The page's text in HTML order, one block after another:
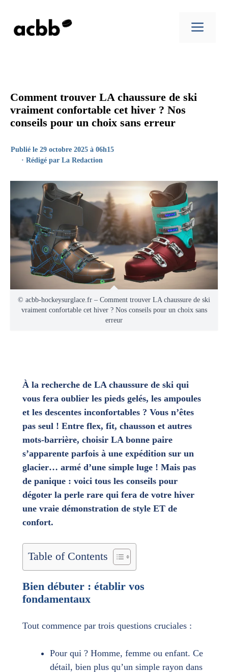
contenu
Comment trouver LA chaussure de ski
vraiment confortable cet hiver ? Nos
conseils pour un choix sans erreur
Publié le 29 octobre 2025 à 06h15
· Rédigé par La Redaction
© acbb-hockeysurglace.fr – Comment trouver LA chaussure de ski
vraiment confortable cet hiver ? Nos conseils pour un choix sans
erreur
À la recherche de LA chaussure de ski qui
vous fera oublier les pieds gelés, les ampoules
et les descentes inconfortables ? Vous n’êtes
pas seul ! Entre flex, fit, chausson et autres
mots-barrière, choisir LA bonne paire
s’apparente parfois à une expédition sur un
glacier… armé d’une simple luge ! Mais pas
de panique : voici tous les conseils pour
dégoter la perle rare qui fera de votre hiver
une vraie démonstration de style ET de
confort.
Table of Contents
Bien débuter : établir vos
fondamentaux
Tout commence par trois questions cruciales :
Pour qui ? Homme, femme ou enfant. Ce
détail, bien plus qu’un simple rayon dans